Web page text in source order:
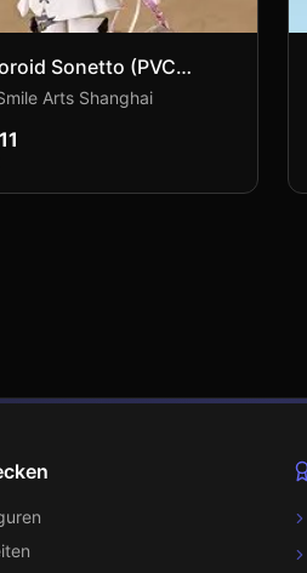
Sonetto (PVC
Arts Shanghai